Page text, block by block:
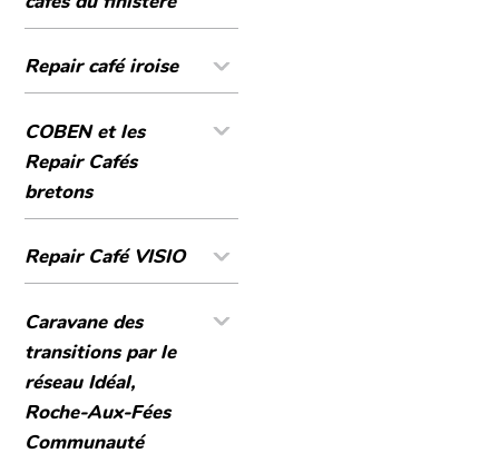
Repair café iroise
COBEN et les
Repair Cafés
bretons
Repair Café VISIO
Caravane des
transitions par le
réseau Idéal,
Roche-Aux-Fées
Communauté